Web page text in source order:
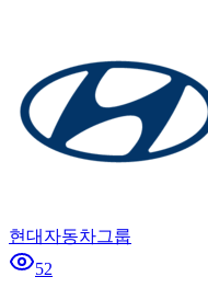
현대자동차그룹
52